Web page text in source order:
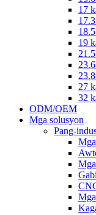
17
19
27
32
ODM/OEM
Mga solusyon
Pang-